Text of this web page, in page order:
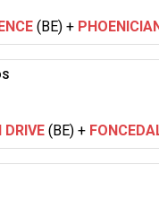
(BE) +
DRIVE (BE) +